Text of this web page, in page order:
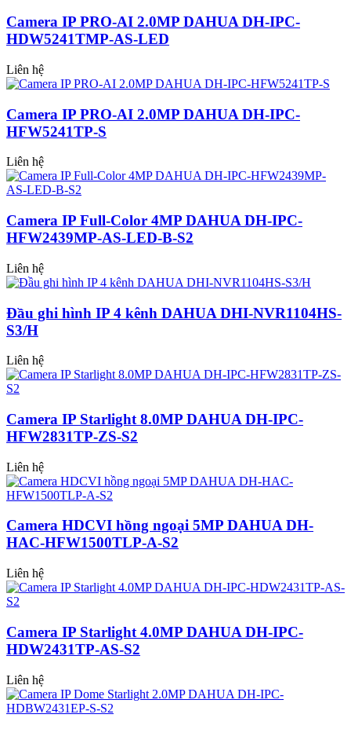
Camera IP PRO-AI 2.0MP DAHUA DH-IPC-
HDW5241TMP-AS-LED
Liên hệ
Camera IP PRO-AI 2.0MP DAHUA DH-IPC-
HFW5241TP-S
Liên hệ
Camera IP Full-Color 4MP DAHUA DH-IPC-
HFW2439MP-AS-LED-B-S2
Liên hệ
Đầu ghi hình IP 4 kênh DAHUA DHI-NVR1104HS-
S3/H
Liên hệ
Camera IP Starlight 8.0MP DAHUA DH-IPC-
HFW2831TP-ZS-S2
Liên hệ
Camera HDCVI hồng ngoại 5MP DAHUA DH-
HAC-HFW1500TLP-A-S2
Liên hệ
Camera IP Starlight 4.0MP DAHUA DH-IPC-
HDW2431TP-AS-S2
Liên hệ